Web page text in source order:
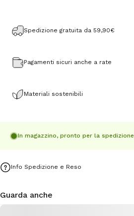
Spedizione gratuita da 59,90€
Pagamenti sicuri anche a rate
Materiali sostenibili
In magazzino, pronto per la spedizione
Info Spedizione e Reso
Guarda anche